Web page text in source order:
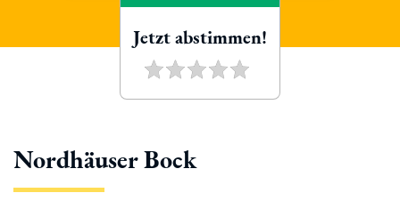
Nordhäuser Bock
Jetzt abstimmen!